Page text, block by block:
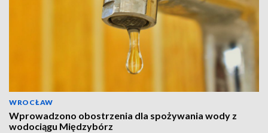
WROCŁAW
Wprowadzono obostrzenia dla spożywania wody z
wodociągu Międzybórz